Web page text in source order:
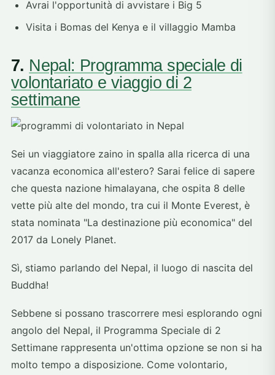
Avrai l'opportunità di avvistare i Big 5
Visita i Bomas del Kenya e il villaggio Mamba
7. Nepal: Programma speciale di
volontariato e viaggio di 2
settimane
Sei un viaggiatore zaino in spalla alla ricerca di una
vacanza economica all'estero? Sarai felice di sapere
che questa nazione himalayana, che ospita 8 delle
vette più alte del mondo, tra cui il Monte Everest, è
stata nominata "La destinazione più economica" del
2017 da Lonely Planet.
Sì, stiamo parlando del Nepal, il luogo di nascita del
Buddha!
Sebbene si possano trascorrere mesi esplorando ogni
angolo del Nepal, il Programma Speciale di 2
Settimane rappresenta un'ottima opzione se non si ha
molto tempo a disposizione. Come volontario,